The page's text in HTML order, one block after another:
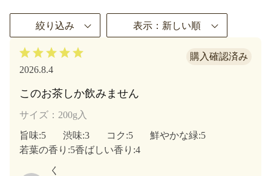
絞り込み 表示：新しい順
2026.8.4
このお茶しか飲みません
サイズ：200g入
旨味:5 渋味:3 コク :5 鮮やかな緑:5
若葉の香り :5香ばしい香り :4
く